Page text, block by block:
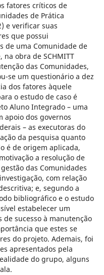
fatores críticos de
de Prática
e verificar suas
que possui
de uma Comunidade de
obra de SCHMITT
das Comunidades,
se um questionário a dez
dos fatores àquele
o estudo de caso é
Aluno Integrado – uma
apoio dos governos
– as executoras do
da pesquisa quanto
é de origem aplicada,
a resolução de
das Comunidades
com relação
e, segundo a
bibliográfico e o estudo
estabelecer um
sucesso à manutenção
que estes se
do projeto. Ademais, foi
apresentados pela
do grupo, alguns